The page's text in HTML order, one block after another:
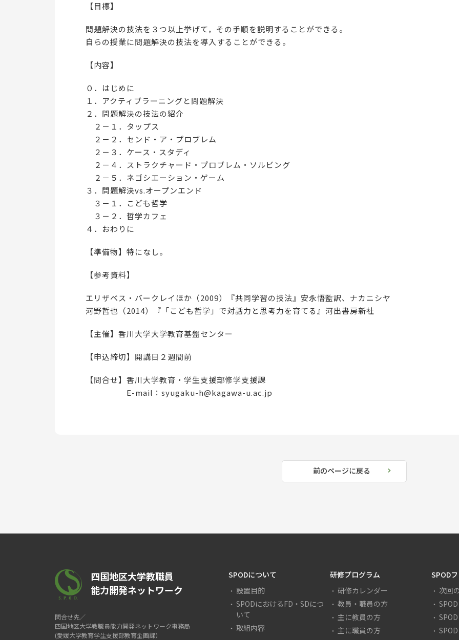
【目標】
問題解決の技法を３つ以上挙げて，その手順を説明することができる。
自らの授業に問題解決の技法を導入することができる。
【内容】
０．はじめに
１．アクティブラーニングと問題解決
２．問題解決の技法の紹介
２－１．タップス
２－２．センド・ア・プロブレム
２－３．ケース・スタディ
２－４．ストラクチャード・プロブレム・ソルビング
２－５．ネゴシエーション・ゲーム
３．問題解決vs.オープンエンド
３－１．こども哲学
３－２．哲学カフェ
４．おわりに
【準備物】特になし。
【参考資料】
エリザベス・バークレイほか（2009）『共同学習の技法』安永悟監訳、ナカニシヤ
河野哲也（2014）『「こども哲学」で対話力と思考力を育てる』河出書房新社
【主催】香川大学大学教育基盤センター
【申込締切】開講日２週間前
【問合せ】香川大学教育・学生支援部修学支援課
E-mail：syugaku-h@kagawa-u.ac.jp
前のページに戻る
四国地区大学教職員
能力開発ネットワーク
問合せ先／
四国地区大学教職員能力開発ネットワーク事務局
(愛媛大学教育学生支援部教育企画課）
SPODについて
設置目的
SPODにおけるFD・SDにつ
いて
取組内容
研修プログラム
研修カレンダー
教員・職員の方
主に教員の方
主に職員の方
SPOD
次回